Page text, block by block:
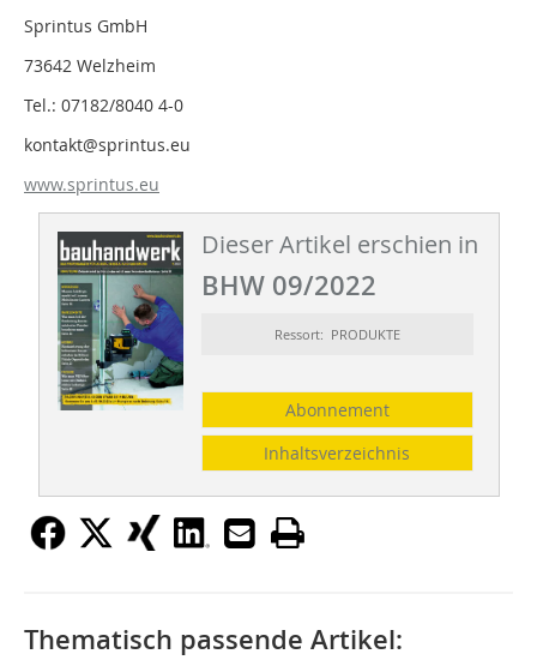
Sprintus GmbH
73642 Welzheim
Tel.: 07182/8040 4-0
kontakt@sprintus.eu
www.sprintus.eu
Dieser Artikel erschien in
BHW 09/2022
Ressort: PRODUKTE
Abonnement
Inhaltsverzeichnis
Thematisch passende Artikel: